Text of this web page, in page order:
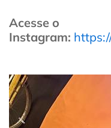
Acesse o
Instagram: